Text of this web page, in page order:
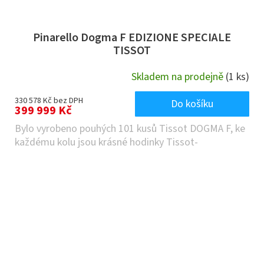
Pinarello Dogma F EDIZIONE SPECIALE
TISSOT
Skladem na prodejně (1 ks)
330 578 Kč bez DPH
399 999 Kč
Do košíku
Bylo vyrobeno pouhých 101 kusů Tissot DOGMA F, ke
každému kolu jsou krásné hodinky Tissot-